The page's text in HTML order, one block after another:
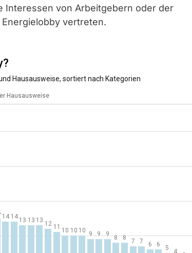
Interessen von Arbeitgebern oder der
vertreten.